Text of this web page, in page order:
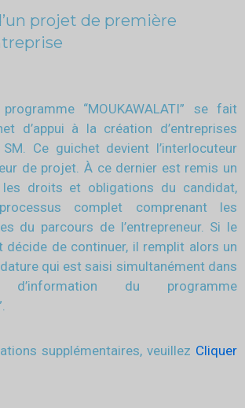
projet de première
“MOUKAWALATI” se fait
d’appui à la création d’entreprises
Ce guichet devient l’interlocuteur
de projet. À ce dernier est remis un
droits et obligations du candidat,
complet comprenant les
du parcours de l’entrepreneur. Si le
décide de continuer, il remplit alors un
qui est saisi simultanément dans
du programme
supplémentaires, veuillez Cliquer